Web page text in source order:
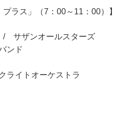
プラス」（7：00～11：00）】
サザンオールスターズ
ンド
イトオーケストラ